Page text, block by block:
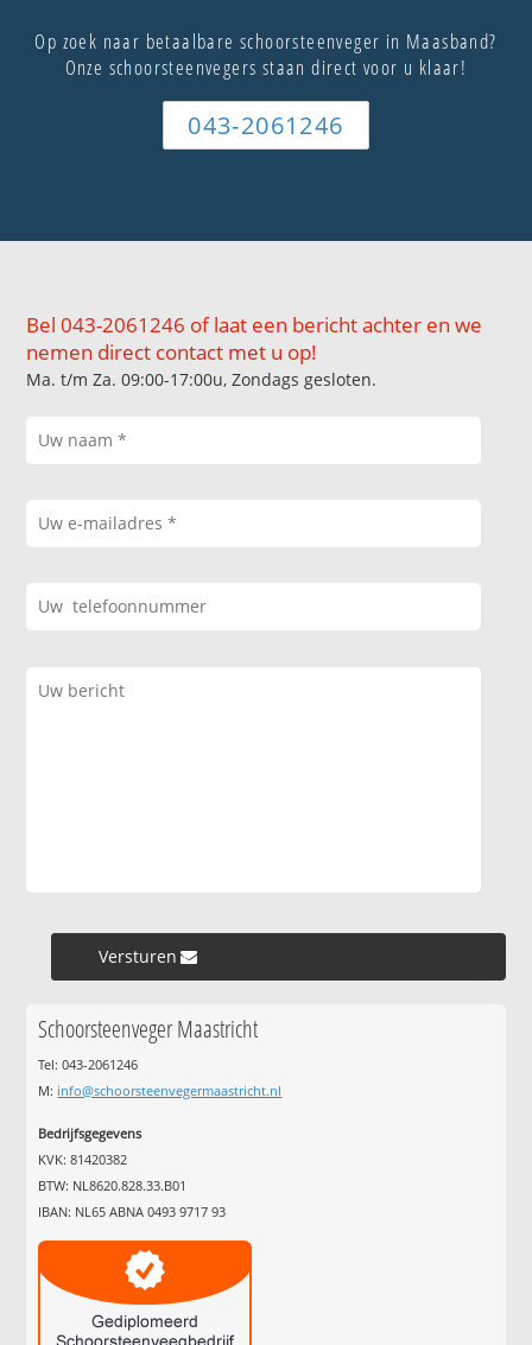
Op zoek naar betaalbare schoorsteenveger in Maasband?
Onze schoorsteenvegers staan direct voor u klaar!
043-2061246
Bel 043-2061246 of laat een bericht achter en we
nemen direct contact met u op!
Ma. t/m Za. 09:00-17:00u, Zondags gesloten.
Versturen »
Schoorsteenveger Maastricht
Tel: 043-2061246
M: info@schoorsteenvegermaastricht.nl
Bedrijfsgegevens
KVK: 81420382
BTW: NL8620.828.33.B01
IBAN: NL65 ABNA 0493 9717 93